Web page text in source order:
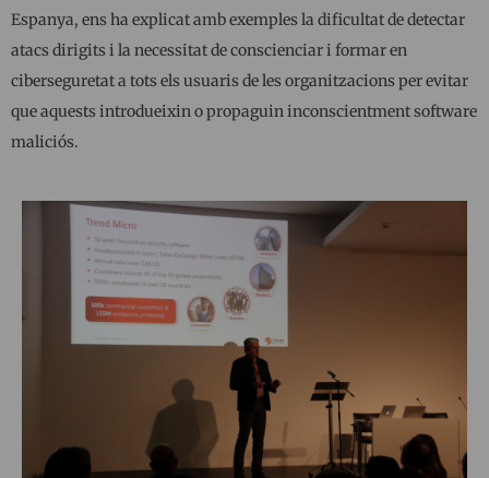
Espanya, ens ha explicat amb exemples la dificultat de detectar
atacs dirigits i la necessitat de conscienciar i formar en
ciberseguretat a tots els usuaris de les organitzacions per evitar
que aquests introdueixin o propaguin inconscientment software
maliciós.